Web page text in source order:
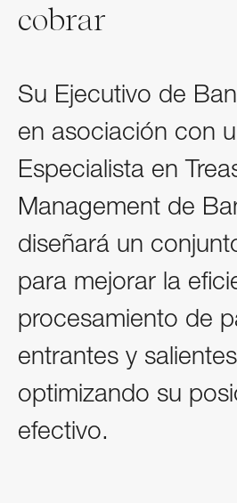
cobrar
Su Ejecutivo de
en asociación con
Especialista en
Management de
diseñará un
para mejorar la
procesamiento de
entrantes y
optimizando su
efectivo.